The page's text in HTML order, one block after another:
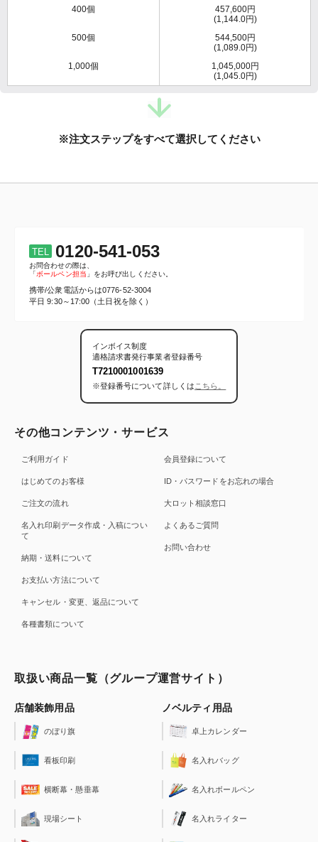
400個
457,600円
(1,144.0円)
500個
544,500円
(1,089.0円)
1,000個
1,045,000円
(1,045.0円)
※注文ステップをすべて選択してください
TEL 0120-541-053
お問合わせの際は、
「ボールペン担当 」をお呼び出しください。
携帯/公衆電話からは0776-52-3004
平日 9:30～17:00（土日祝を除く）
インボイス制度
適格請求書発行事業者登録番号
T7210001001639
※登録番号について詳しくは こちら。
その他コンテンツ・サービス
ご利用ガイド
はじめてのお客様
ご注文の流れ
名入れ印刷データ作成・入稿につい
て
納期・送料について
お支払い方法について
キャンセル・変更、返品について
各種書類について
会員登録について
ID・パスワードをお忘れの場合
大ロット相談窓口
よくあるご質問
お問い合わせ
取扱い商品一覧（グループ運営サイト）
店舗装飾用品
のぼり旗
看板印刷
横断幕・懸垂幕
現場シート
ノベルティ用品
卓上カレンダー
名入れバッグ
名入れボールペン
名入れライター